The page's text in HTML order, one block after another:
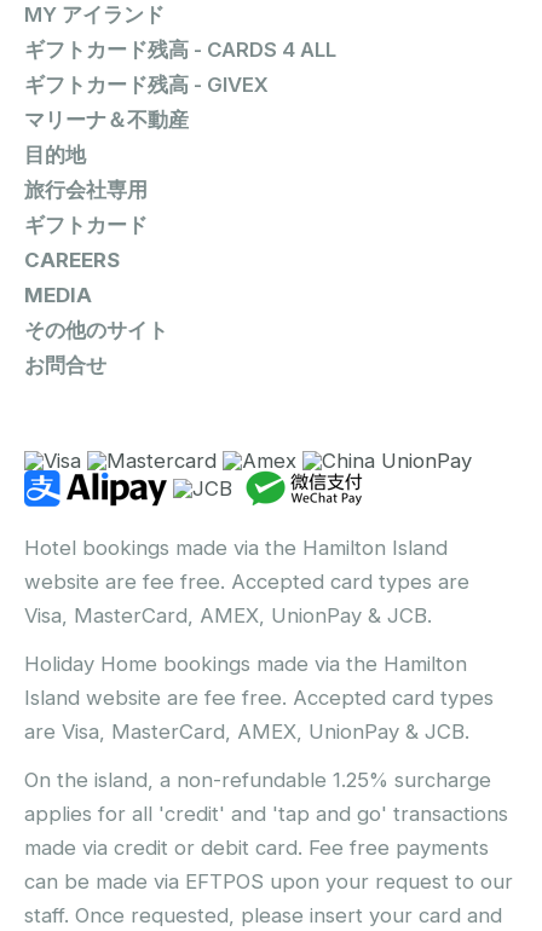
MY アイランド
ギフトカード残高 - CARDS 4 ALL
ギフトカード残高 - GIVEX
マリーナ＆不動産
目的地
旅行会社専用
ギフトカード
CAREERS
MEDIA
その他のサイト
お問合せ
Hotel bookings made via the Hamilton Island
website are fee free. Accepted card types are
Visa, MasterCard, AMEX, UnionPay & JCB.
Holiday Home bookings made via the Hamilton
Island website are fee free. Accepted card types
are Visa, MasterCard, AMEX, UnionPay & JCB.
On the island, a non-refundable 1.25% surcharge
applies for all 'credit' and 'tap and go' transactions
made via credit or debit card. Fee free payments
can be made via EFTPOS upon your request to our
staff. Once requested, please insert your card and